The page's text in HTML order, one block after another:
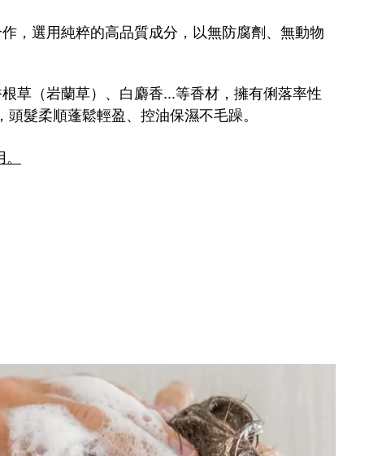
，選用純粹的高品質成分，以無防腐劑、無動物
草（岩蘭草）、白麝香...等香材，擁有俐落率性
髮柔順蓬鬆輕盈、控油保濕不毛躁。